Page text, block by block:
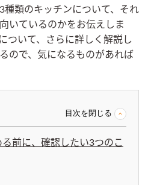
種類のキッチンについて、それ
いているのかをお伝えしま
ついて、さらに詳しく解説し
ので、気になるものがあれば
目次を閉じる
前に、確認したい3つのこ